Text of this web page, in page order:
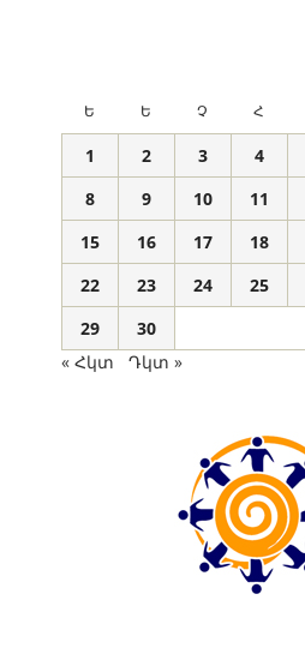
Ե Ե Չ Հ
1 2 3 4
8
9 10 11
15
16 17 18
22
23 24 25
29
30
« Հկտ
Դկտ »